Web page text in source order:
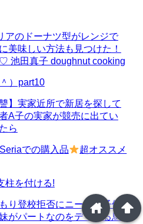
アのドーナツ型がレンジで
味しい方法も見つけた！
池田真子 doughnut cooking
）part10
】実家近所で新居を探して
A子の実家が競売に出てい
ら
での購入品
超オススメ
柱を付ける!
登校拒否にニートの子供
がパートなのをディスる馬
arrowup
home